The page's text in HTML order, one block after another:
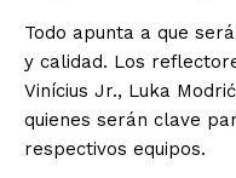
Todo apunta a que
y calidad. Los
Vinícius Jr., Luka
quienes serán clave
respectivos equipos.